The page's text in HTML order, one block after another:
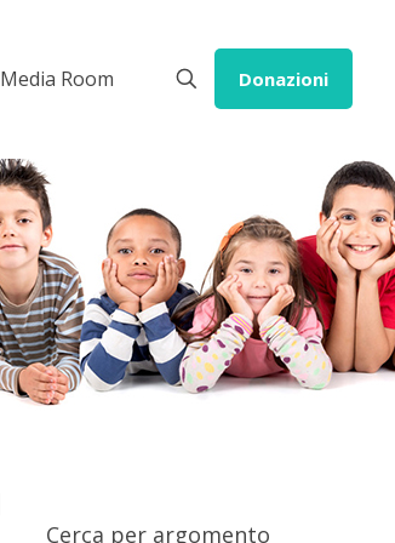
Media Room Donazioni
Cerca per argomento